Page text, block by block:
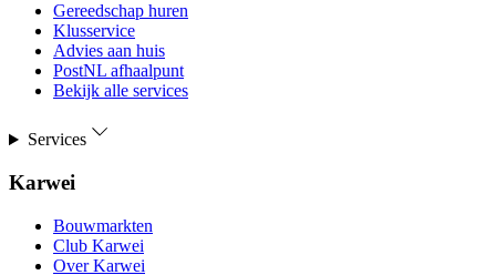
Gereedschap huren
Klusservice
Advies aan huis
PostNL afhaalpunt
Bekijk alle services
Services
Karwei
Bouwmarkten
Club Karwei
Over Karwei